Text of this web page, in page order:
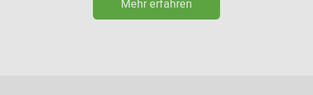
Mehr erfahren